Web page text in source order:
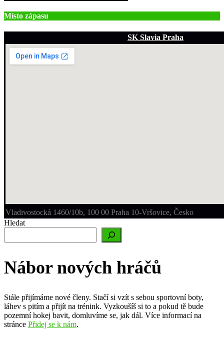
Místo zápasu
SK Slavia Praha
Vladivostocká 1460/10b, 100 00 Praha 10-Vršovice, Česko
Hledat
Nábor nových hráčů
Stále přijímáme nové členy. Stačí si vzít s sebou sportovní boty,
láhev s pitím a přijít na trénink. Vyzkoušíš si to a pokud tě bude
pozemní hokej bavit, domluvíme se, jak dál. Více informací na
stránce Přidej se k nám.